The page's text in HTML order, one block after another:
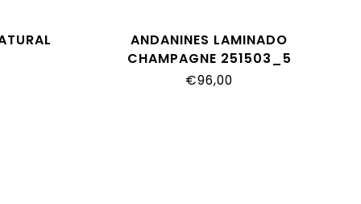
ANDANINES LAMINADO
CHAMPAGNE 251503_5
€96,00